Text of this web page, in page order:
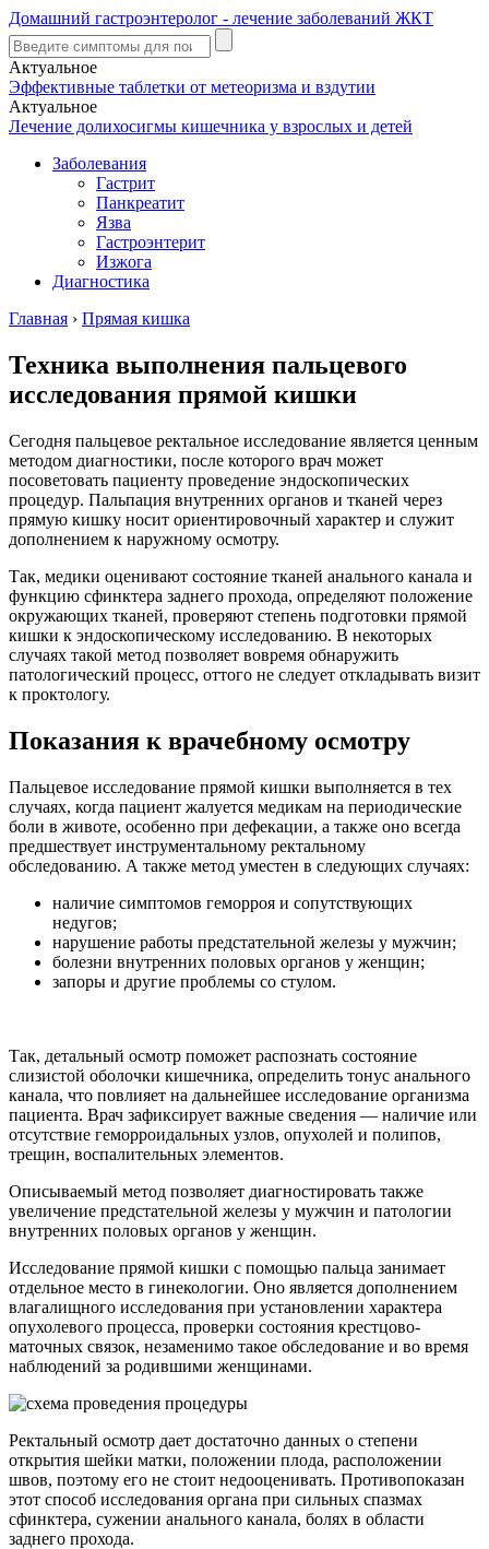
Домашний гастроэнтеролог - лечение заболеваний ЖКТ
Актуальное
Эффективные таблетки от метеоризма и вздутии
Актуальное
Лечение долихосигмы кишечника у взрослых и детей
Заболевания
Гастрит
Панкреатит
Язва
Гастроэнтерит
Изжога
Диагностика
Главная › Прямая кишка
Техника выполнения пальцевого
исследования прямой кишки
Сегодня пальцевое ректальное исследование является ценным
методом диагностики, после которого врач может
посоветовать пациенту проведение эндоскопических
процедур. Пальпация внутренних органов и тканей через
прямую кишку носит ориентировочный характер и служит
дополнением к наружному осмотру.
Так, медики оценивают состояние тканей анального канала и
функцию сфинктера заднего прохода, определяют положение
окружающих тканей, проверяют степень подготовки прямой
кишки к эндоскопическому исследованию. В некоторых
случаях такой метод позволяет вовремя обнаружить
патологический процесс, оттого не следует откладывать визит
к проктологу.
Показания к врачебному осмотру
Пальцевое исследование прямой кишки выполняется в тех
случаях, когда пациент жалуется медикам на периодические
боли в животе, особенно при дефекации, а также оно всегда
предшествует инструментальному ректальному
обследованию. А также метод уместен в следующих случаях:
наличие симптомов геморроя и сопутствующих
недугов;
нарушение работы предстательной железы у мужчин;
болезни внутренних половых органов у женщин;
запоры и другие проблемы со стулом.
Так, детальный осмотр поможет распознать состояние
слизистой оболочки кишечника, определить тонус анального
канала, что повлияет на дальнейшее исследование организма
пациента. Врач зафиксирует важные сведения — наличие или
отсутствие геморроидальных узлов, опухолей и полипов,
трещин, воспалительных элементов.
Описываемый метод позволяет диагностировать также
увеличение предстательной железы у мужчин и патологии
внутренних половых органов у женщин.
Исследование прямой кишки с помощью пальца занимает
отдельное место в гинекологии. Оно является дополнением
влагалищного исследования при установлении характера
опухолевого процесса, проверки состояния крестцово-
маточных связок, незаменимо такое обследование и во время
наблюдений за родившими женщинами.
Ректальный осмотр дает достаточно данных о степени
открытия шейки матки, положении плода, расположении
швов, поэтому его не стоит недооценивать. Противопоказан
этот способ исследования органа при сильных спазмах
сфинктера, сужении анального канала, болях в области
заднего прохода.